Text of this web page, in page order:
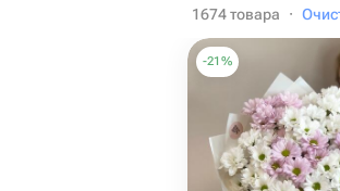
1674 товара ·
-21 %